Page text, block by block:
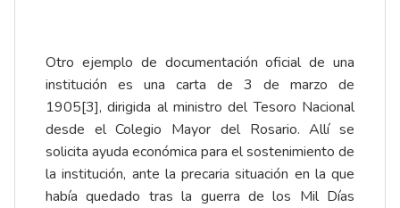
Otro ejemplo de documentación oficial de una
institución es una carta de 3 de marzo de
1905[3], dirigida al ministro del Tesoro Nacional
desde el Colegio Mayor del Rosario. Allí se
solicita ayuda económica para el sostenimiento de
la institución, ante la precaria situación en la que
había quedado tras la guerra de los Mil Días